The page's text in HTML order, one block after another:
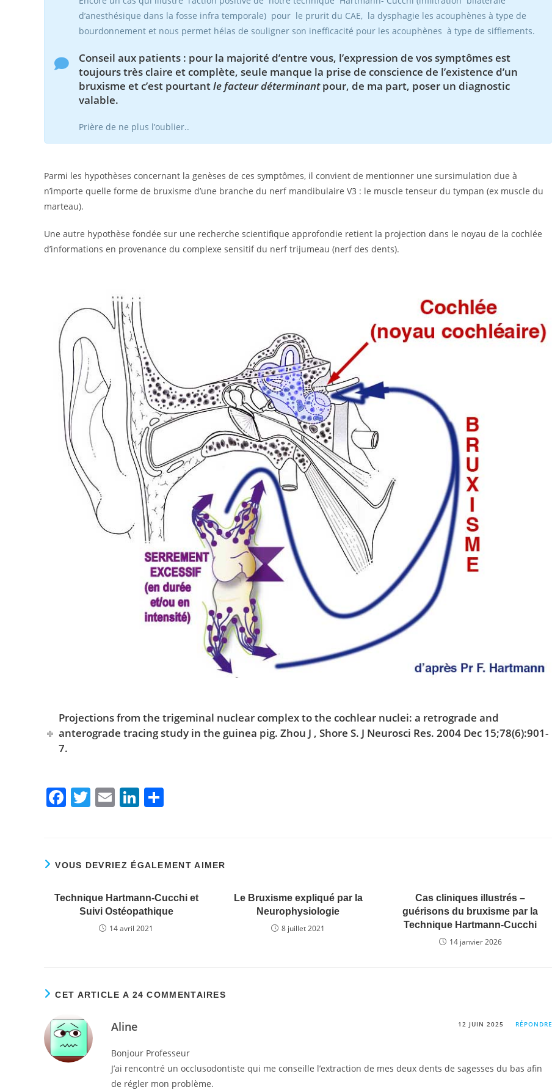
d’anesthésique dans la fosse infra temporale) pour le prurit du CAE, la dysphagie les acouphènes à type de
bourdonnement et nous permet hélas de souligner son inefficacité pour les acouphènes à type de sifflements.
Conseil aux patients : pour la majorité d’entre vous, l’expression de vos symptômes est
toujours très claire et complète, seule manque la prise de conscience de l’existence d’un
bruxisme et c’est pourtantle facteur déterminantpour, de ma part, poser un diagnostic
valable.
Prière de ne plus l’oublier..
Parmi les hypothèses concernant la genèses de ces symptômes, il convient de mentionner une sursimulation due à
n’importe quelle forme de bruxisme d’une branche du nerf mandibulaire V3 : le muscle tenseur du tympan (ex muscle du
marteau).
Une autre hypothèse fondée sur une recherche scientifique approfondie retient la projection dans le noyau de la cochlée
d’informations en provenance du complexe sensitif du nerf trijumeau (nerf des dents).
Projections from the trigeminal nuclear complex to the cochlear nuclei: a retrograde and
anterograde tracing study in the guinea pig. Zhou J , Shore S. J Neurosci Res. 2004 Dec 15;78(6):901-
7.
F
e
b
o
T
er
E
l
Li
e
dI
n
g
er
VOUS DEVRIEZ ÉGALEMENT AIMER
Technique Hartmann-Cucchi et
Suivi Ostéopathique
14 avril 2021
Le Bruxisme expliqué par la
Neurophysiologie
8 juillet 2021
Cas cliniques illustrés –
guérisons du bruxisme par la
Technique Hartmann-Cucchi
14 janvier 2026
CET ARTICLE A 24 COMMENTAIRES
Aline 12 JUIN 2025 RÉPONDRE
Bonjour Professeur
J’ai rencontré un occlusodontiste qui me conseille l’extraction de mes deux dents de sagesses du bas afin
de régler mon problème.